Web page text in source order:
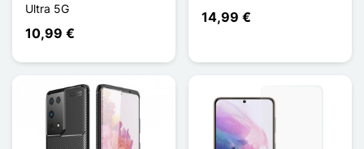
Ultra 5G
10,99 €
14,99 €